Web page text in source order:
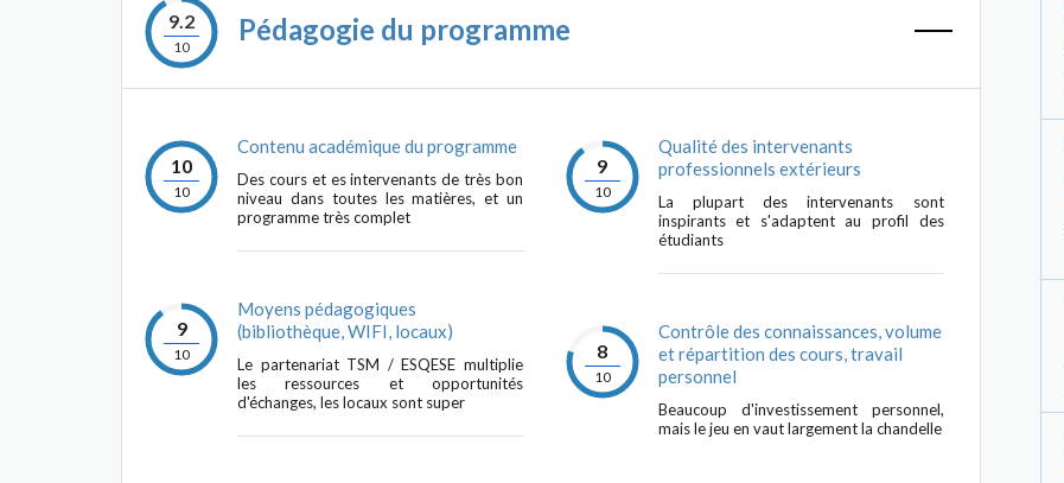
9.2
10
Pédagogie du programme
10
10
Contenu académique du programme
Des cours et es intervenants de très bon
niveau dans toutes les matières, et un
programme très complet
9
10
Moyens pédagogiques
(bibliothèque, WIFI, locaux)
Le partenariat TSM / ESQESE multiplie
les ressources et opportunités
d'échanges, les locaux sont super
9
10
Qualité des intervenants
professionnels extérieurs
La plupart des intervenants sont
inspirants et s'adaptent au profil des
étudiants
8
10
Contrôle des connaissances, volume
et répartition des cours, travail
personnel
Beaucoup d'investissement personnel,
mais le jeu en vaut largement la chandelle